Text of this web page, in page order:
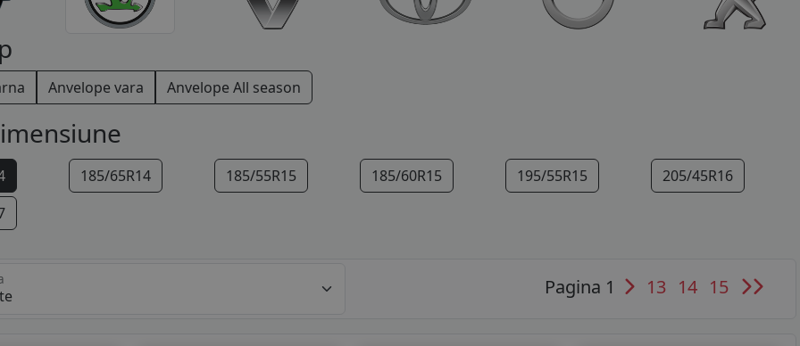
Anvelope vara Anvelope All season
185/65R14 185/55R15 185/60R15 195/55R15
205/45R16
Pagina 1 13 14 15